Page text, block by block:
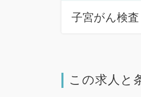
子宮がん検査
この求人と